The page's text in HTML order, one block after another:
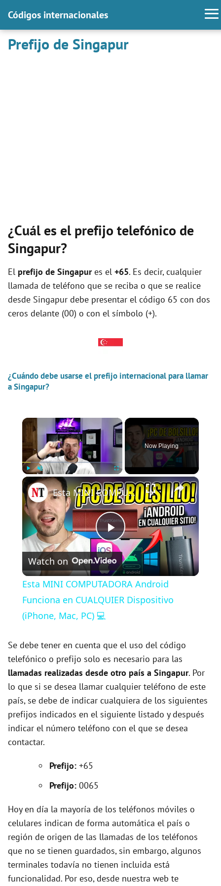
Códigos internacionales
Prefijo de Singapur
¿Cuál es el prefijo telefónico de
Singapur?
El prefijo de Singapures el +65. Es decir, cualquier
llamada de teléfono que se reciba o que se realice
desde Singapur debe presentar el código 65 con dos
ceros delante (00) o con el símbolo (+).
¿Cuándo debe usarse el prefijo internacional para llamar
a Singapur?
×
Play Unmute
Now Playing
×
P
l
a
V
i
d
Esta MINI COMPUTADORA Android Funciona en CUALQUIER Dispositivo (iPhone, Mac, PC) 💻
Watch on
Esta MINI COMPUTADORA Android
Funciona en CUALQUIER Dispositivo
(iPhone, Mac, PC) 💻
Se debe tener en cuenta que el uso del código
telefónico o prefijo solo es necesario para las
llamadas realizadas desde otro país a Singapur. Por
lo que si se desea llamar cualquier teléfono de este
país, se debe de indicar cualquiera de los siguientes
prefijos indicados en el siguiente listado y después
indicar el número teléfono con el que se desea
contactar.
Prefijo: +65
Prefijo: 0065
Hoy en día la mayoría de los teléfonos móviles o
celulares indican de forma automática el país o
región de origen de las llamadas de los teléfonos
que no se tienen guardados, sin embargo, algunos
terminales todavía no tienen incluida está
funcionalidad. Por eso, desde nuestra web te